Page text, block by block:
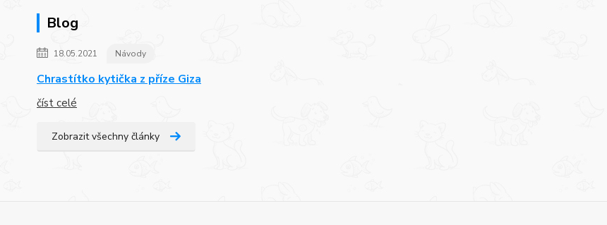
Blog
18.05.2021 Návody
Chrastítko kytička z příze Giza
číst celé
Zobrazit všechny články